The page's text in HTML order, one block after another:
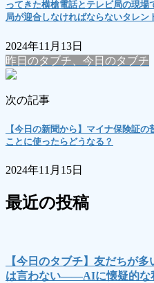
ってきた横槍電話とテレビ局の現
局が迎合しなければならないタレン
2024年11月13日
昨日のタブチ、今日のタブチ
次の記事
【今日の新聞から】マイナ保険証
ことに使ったらどうなる？
2024年11月15日
最近の投稿
【今日のタブチ】友だちが
は言わない――AIに懐疑的な